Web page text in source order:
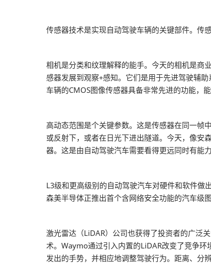
传感器技术是实现自动驾驶车辆的关键部件。传
相机是分类和纹理解释的能手。今天的相机是商
感器发展到观察+感知。它们是用于先进驾驶辅
车辆的CMOS图像传感器具备非常先进的功能，
高动态范围是个关键参数。这是传感器在同一帧
或反射下，或者在日光下进出隧道。今天，像安
器。这是由自动驾驶汽车需要看得更远同时有能
L3级和更高级别的自动驾驶汽车对硬件和软件做
森美半导体正推出首个含网络安全功能的汽车级图
激光雷达（LiDAR）公司也获得了投资者的广泛
术。Waymo通过引入内置的LiDAR改变了竞争
发出的手势，并相应地调整驾驶行为。距离、分